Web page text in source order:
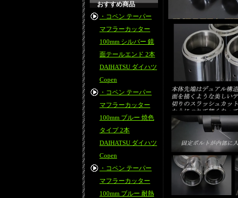
おすすめ商品
・コペン テーパー
マフラーカッター
100mm シルバー 鏡
面テールエンド 2本
DAIHATSU ダイハツ
Copen
・コペン テーパー
マフラーカッター
100mm ブルー 焼色
タイプ 2本
DAIHATSU ダイハツ
Copen
・コペン テーパー
マフラーカッター
100mm ブルー 耐熱